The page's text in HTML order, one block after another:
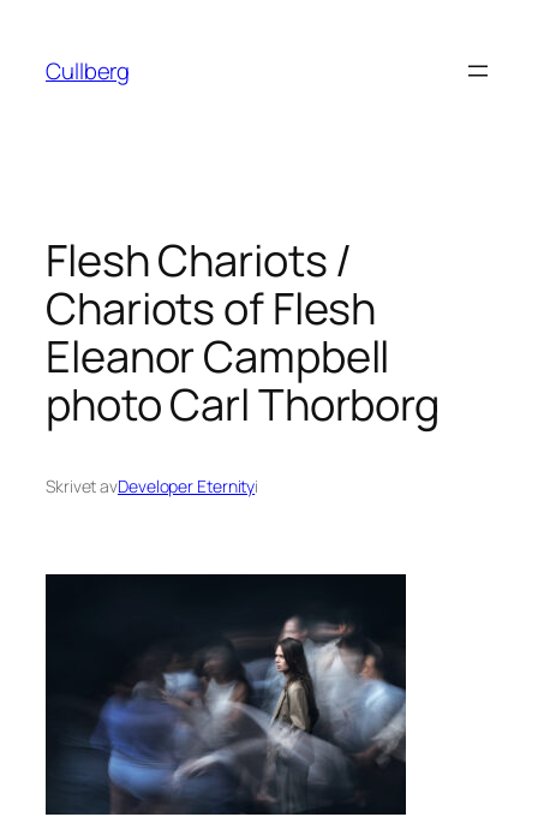
innehåll
Cullberg
Flesh Chariots /
Chariots of Flesh
Eleanor Campbell
photo Carl Thorborg
Skrivet avDeveloper Eternityi